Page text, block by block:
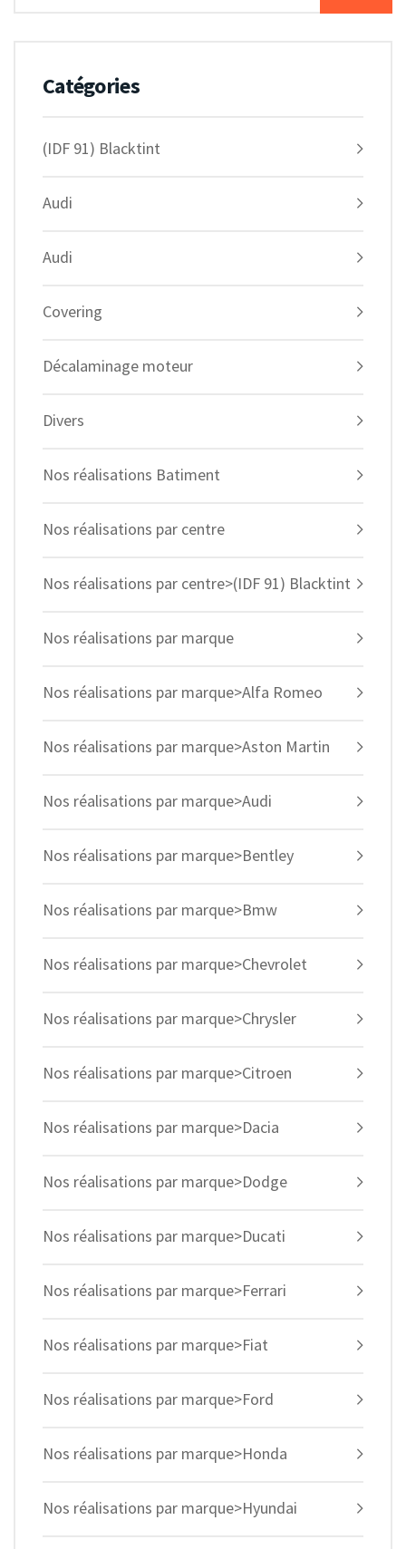
Catégories
(IDF 91) Blacktint
Audi
Audi
Covering
Décalaminage moteur
Divers
Nos réalisations Batiment
Nos réalisations par centre
Nos réalisations par centre>(IDF 91) Blacktint
Nos réalisations par marque
Nos réalisations par marque>Alfa Romeo
Nos réalisations par marque>Aston Martin
Nos réalisations par marque>Audi
Nos réalisations par marque>Bentley
Nos réalisations par marque>Bmw
Nos réalisations par marque>Chevrolet
Nos réalisations par marque>Chrysler
Nos réalisations par marque>Citroen
Nos réalisations par marque>Dacia
Nos réalisations par marque>Dodge
Nos réalisations par marque>Ducati
Nos réalisations par marque>Ferrari
Nos réalisations par marque>Fiat
Nos réalisations par marque>Ford
Nos réalisations par marque>Honda
Nos réalisations par marque>Hyundai